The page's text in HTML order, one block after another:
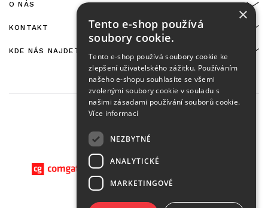
O NÁS
KONTAKT
KDE NÁS NAJDETE
×
Tento e-shop používá
soubory cookie.
Tento e-shop používá soubory cookie ke
zlepšení uživatelského zážitku. Používáním
našeho e-shopu souhlasíte se všemi
zvolenými soubory cookie v souladu s
našimi zásadami používání souborů cookie.
Více informací
NEZBYTNÉ
ANALYTICKÉ
MARKETINGOVÉ